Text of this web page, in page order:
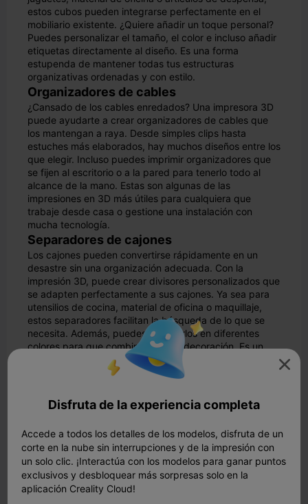
estos cubos pueden integrarse perfectamente en el
mobiliario existente. ¿Quiere añadir un toque personal?
Puedes personalizar el tamaño, el color e incluso añadir
etiquetas directamente al diseño. Es una forma
estupenda de mantener todas tus estructuras
organizativas ordenadas y con estilo.
Organizadores de cables
¿Cansado de los cables enredados? Una impresora 3D
puede ayudarte a crear organizadores de cables que
los mantengan a raya. Desde simples clips hasta
estuches más elaborados, hay muchos diseños entre los
que elegir. Incluso puedes imprimir organizadores que
se fijen al escritorio o a la pared para tenerlo todo al
alcance de la mano. Estas son algunas de las
impresiones en 3D más útiles para cualquiera que
trabaje desde casa o gestione una instalación con
mucha tecnología.
Separadores de cajones
Los cajones pueden convertirse rápidamente en un
desastre sin una organización adecuada. Con la
impresión 3D, puede crear divisores personalizados que
se adapten perfectamente a sus cajones. Ya sea para
utensilios de cocina, material de oficina o maquillaje,
estos separadores facilitan la búsqueda de lo que se
necesita. Además, puedes imprimirlos en diferentes
colores para que combinen con tu decoración. Es un
proyecto sencillo que marca una gran diferencia.
Ganchos de pared
adición a cualquier hogar. Son perfectos para colgar
abrigos, bolsos o incluso llaves. Con la impresión 3D,
puedes crear ganchos de formas y tamaños únicos.
¿Quieres un gancho con forma de gato o un diseño
geométrico? Las posibilidades son infinitas. Estos
ganchos no son sólo funcionales; también son una
forma divertida de añadir personalidad a tus paredes.
Portaetiquetas

Disfruta de la experiencia completa
Accede a todos los detalles de los modelos, disfruta de un
corte en la nube sin interrupciones y de la impresión con
un solo clic. ¡Interactúa con los modelos para ganar puntos
exclusivos y desbloquear más sorpresas solo en la
aplicación Creality Cloud!